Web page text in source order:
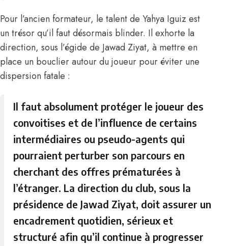
Pour l’ancien formateur, le talent de Yahya Iguiz est
un trésor qu’il faut désormais blinder. Il exhorte la
direction, sous l’égide de Jawad Ziyat, à mettre en
place un bouclier autour du joueur pour éviter une
dispersion fatale :
Il faut absolument protéger le joueur des
convoitises et de l’influence de certains
intermédiaires ou pseudo-agents qui
pourraient perturber son parcours en
cherchant des offres prématurées à
l’étranger. La direction du club, sous la
présidence de Jawad Ziyat, doit assurer un
encadrement quotidien, sérieux et
structuré afin qu’il continue à progresser